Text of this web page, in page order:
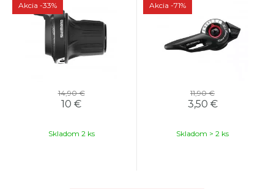
Akcia -33%
14,90 €
10 €
Skladom 2 ks
Akcia -71%
11,90 €
3,50 €
Skladom > 2 ks